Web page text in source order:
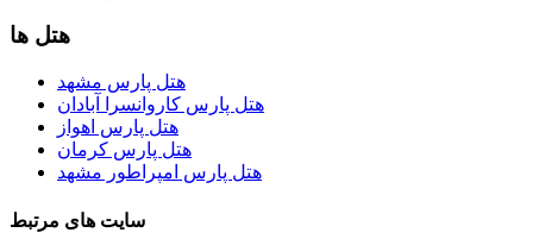
هتل ها
هتل پارس مشهد
هتل پارس کاروانسرا آبادان
هتل پارس اهواز
هتل پارس کرمان
هتل پارس امپراطور مشهد
سایت های مرتبط